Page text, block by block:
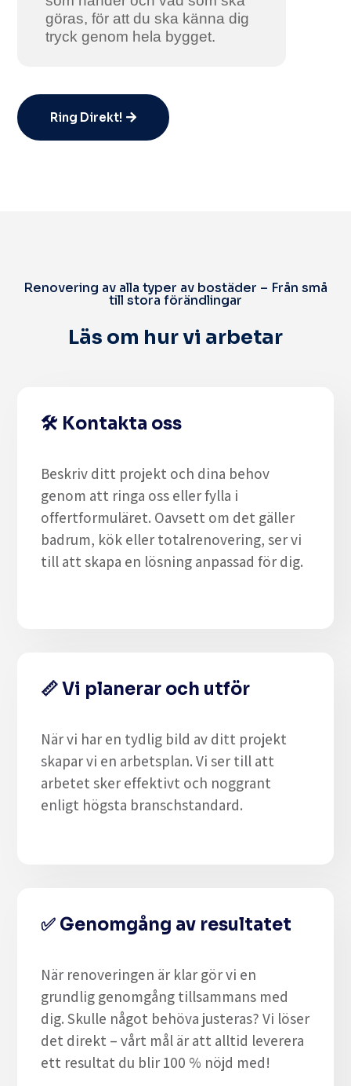
göras, för att du ska känna dig
tryck genom hela bygget.
Ring Direkt!
Renovering av alla typer av bostäder – Från små
till stora förändlingar
Läs om hur vi arbetar
🛠️ Kontakta oss
Beskriv ditt projekt och dina behov
genom att ringa oss eller fylla i
offertformuläret. Oavsett om det gäller
badrum, kök eller totalrenovering, ser vi
till att skapa en lösning anpassad för dig.
📏Vi planerar och utför
När vi har en tydlig bild av ditt projekt
skapar vi en arbetsplan. Vi ser till att
arbetet sker effektivt och noggrant
enligt högsta branschstandard.
✅ Genomgång av resultatet
När renoveringen är klar gör vi en
grundlig genomgång tillsammans med
dig. Skulle något behöva justeras? Vi löser
det direkt – vårt mål är att alltid leverera
ett resultat du blir 100 % nöjd med!